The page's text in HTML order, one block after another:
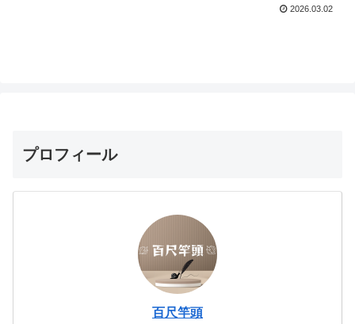
2026.03.02
プロフィール
百尺竿頭